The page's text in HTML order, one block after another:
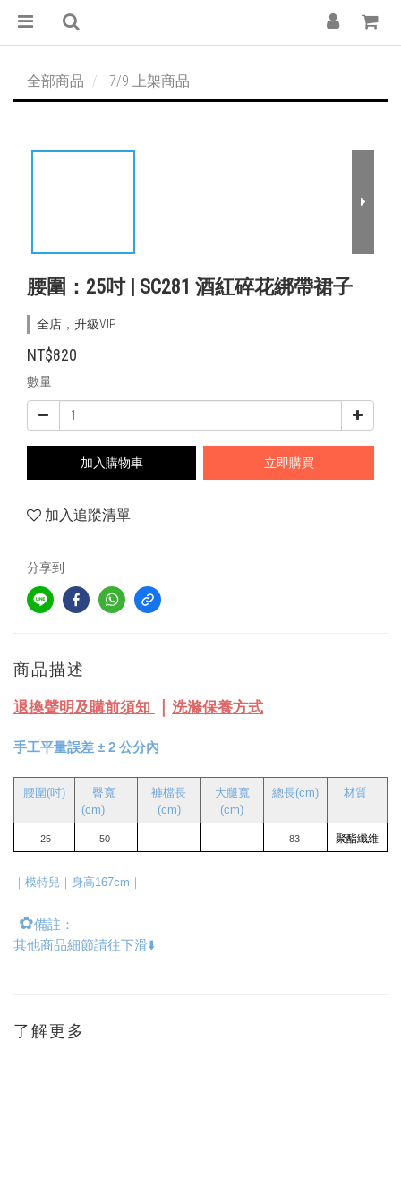
全部商品 7/9 上架商品
腰圍：25吋 | SC281 酒紅碎花綁帶裙子
全店，升級VIP
NT$820
數量
加入購物車 立即購買
加入追蹤清單
分享到
商品描述
退換聲明及購前須知 洗滌保養方式
手工平量誤差 ± 2 公分內
腰圍(吋)
(cm)
褲檔長
(cm)
大腿寬
(cm)
總長(cm) 材質
25 50 83 聚酯纖維
｜模特兒｜身高167cm｜
✿備註：
其他商品細節請往下滑⬇️
了解更多